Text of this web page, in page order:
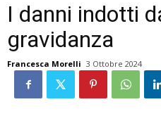
I danni indotti
gravidanza
Francesca Morelli 3 Ottobre 2024